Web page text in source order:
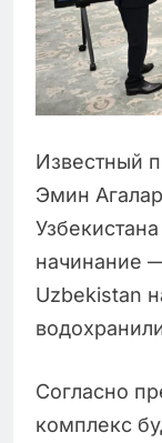
Известный
Эмин
начинание
Uzbekistan
Согласно
комплекс